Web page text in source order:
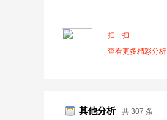
扫一扫
查看更多精彩分析
其他分析 共 307 条